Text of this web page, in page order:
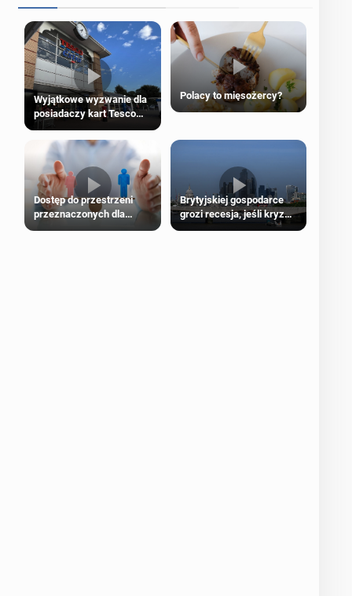
Wyjątkowe wyzwanie dla
posiadaczy kart Tesco
Clubcard!
Polacy to mięsożercy?
Dostęp do przestrzeni
przeznaczonych dla
jednej płci ma opierać się
Brytyjskiej gospodarce
grozi recesja, jeśli kryzys
na Bliskim Wschodzie się